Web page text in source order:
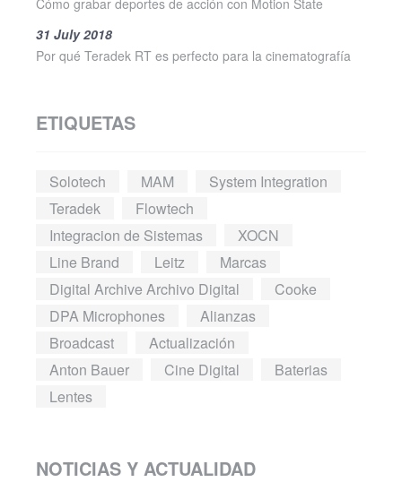
31 July 2018
Por qué Teradek RT es perfecto para la cinematografía
ETIQUETAS
Solotech MAM
System Integration
Teradek
Flowtech
Integracion de Sistemas
XOCN
Line Brand
Leitz
Marcas
Digital Archive Archivo Digital
Cooke
DPA Microphones
Alianzas
Broadcast
Actualización
Anton Bauer
Cine Digital
Baterias
Lentes
NOTICIAS Y ACTUALIDAD